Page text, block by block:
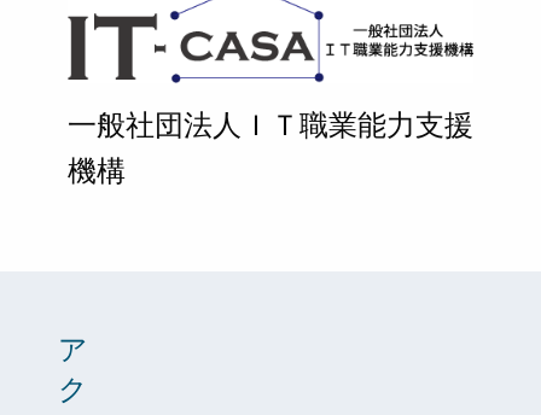
一般社団法人ＩＴ職業能力支援
機構
ア
ク